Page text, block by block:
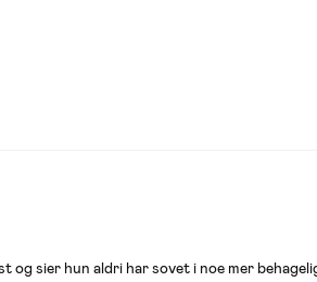
sier hun aldri har sovet i noe mer